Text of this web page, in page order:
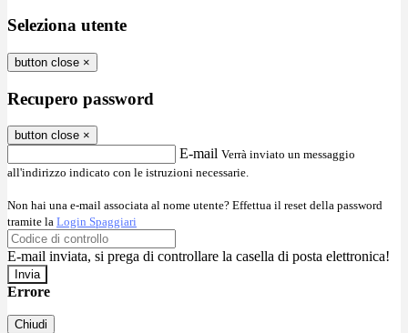
Seleziona utente
button close ×
Recupero password
button close ×
E-mail Verrà inviato un messaggio
all'indirizzo indicato con le istruzioni necessarie.
Non hai una e-mail associata al nome utente? Effettua il reset della password
tramite la Login Spaggiari
E-mail inviata, si prega di controllare la casella di posta elettronica!
Errore
Chiudi